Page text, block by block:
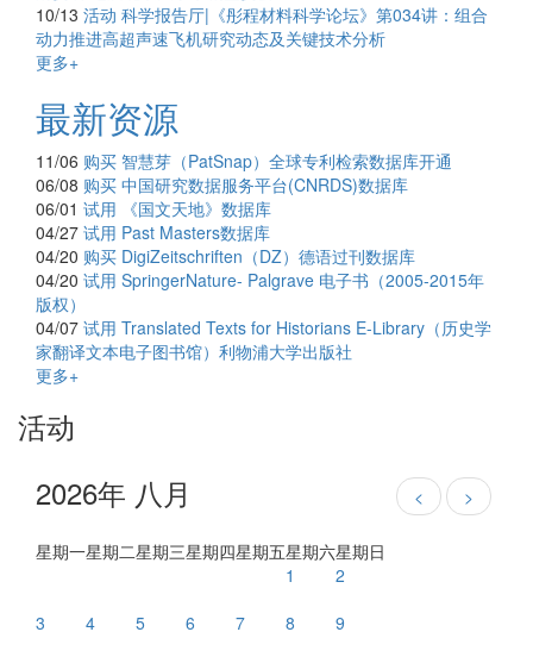
10/13 活动 科学报告厅|《彤程材料科学论坛》第034讲：组合
动力推进高超声速飞机研究动态及关键技术分析
更多+
最新资源
11/06 购买 智慧芽（PatSnap）全球专利检索数据库开通
06/08 购买 中国研究数据服务平台(CNRDS)数据库
06/01 试用
《国文天地》数据库
04/27 试用 Past Masters数据库
04/20 购买 DigiZeitschriften（DZ）德语过刊数据库
04/20 试用 SpringerNature- Palgrave 电子书（2005-2015年
版权）
04/07 试用 Translated Texts for Historians E-Library（历史学
家翻译文本电子图书馆）利物浦大学出版社
更多+
活动
2026年 八月
< >
星期一星期二星期三星期四星期五星期六星期日
1
2
3
4 5 6 7 8
9